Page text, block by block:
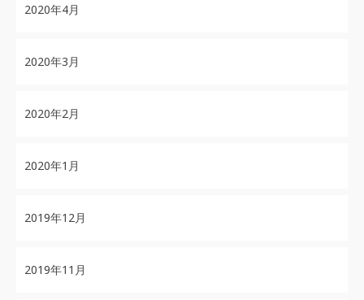
2020年4月
2020年3月
2020年2月
2020年1月
2019年12月
2019年11月